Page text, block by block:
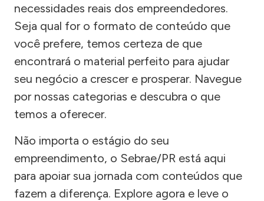
necessidades reais dos empreendedores.
Seja qual for o formato de conteúdo que
você prefere, temos certeza de que
encontrará o material perfeito para ajudar
seu negócio a crescer e prosperar. Navegue
por nossas categorias e descubra o que
temos a oferecer.
Não importa o estágio do seu
empreendimento, o Sebrae/PR está aqui
para apoiar sua jornada com conteúdos que
fazem a diferença. Explore agora e leve o